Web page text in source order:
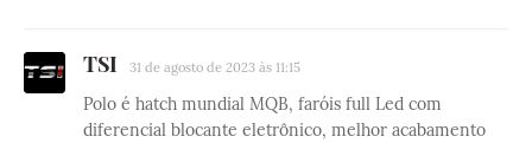
TSI 31 de agosto de 2023 às 11:15
Polo é hatch mundial MQB, faróis full Led com
diferencial blocante eletrônico, melhor acabamento